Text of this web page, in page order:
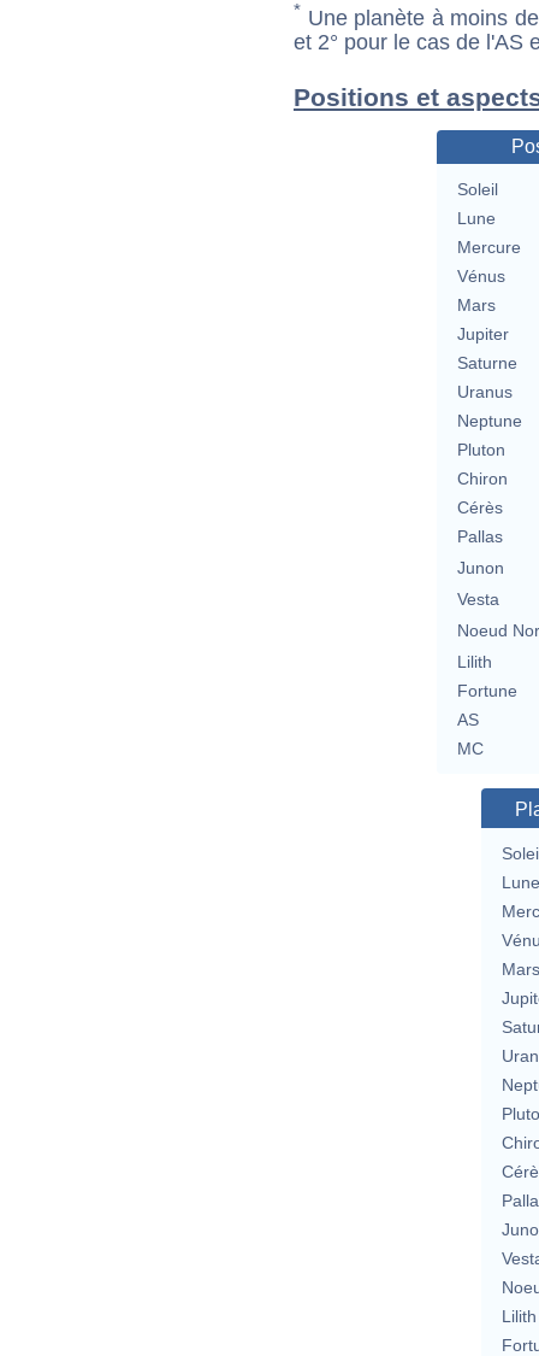
* Une planète à moins
et 2° pour le cas de l'AS
Positions et
Soleil
Lune
Mercure
Vénus
Mars
Jupiter
Saturne
Uranus
Neptune
Pluton
Chiron
Cérès
Pallas
Junon
Vesta
Noeud
Lilith
Fortune
AS
MC
Lune
Mars
Lilith